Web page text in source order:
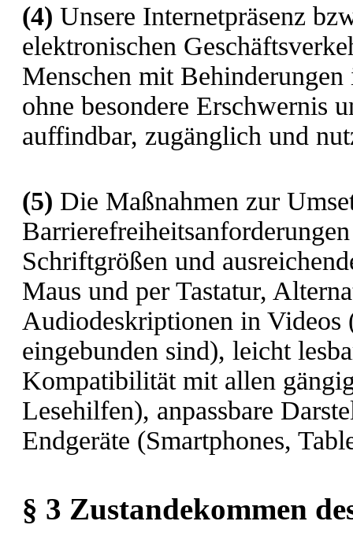
(4) Unsere Internetpräsenz
elektronischen
Menschen mit
ohne besondere Erschwernis
auffindbar, zugänglich und
(5) Die Maßnahmen zur
Schriftgrößen und
Maus und per Tastatur,
Audiodeskriptionen in Videos
eingebunden sind), leicht
Kompatibilität mit allen
Lesehilfen), anpassbare
Endgeräte (Smartphones,
§ 3 Zustandekommen